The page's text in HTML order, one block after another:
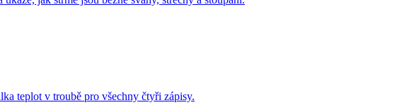
teplot v troubě pro všechny čtyři zápisy.